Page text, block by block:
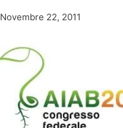
Novembre 22, 2011